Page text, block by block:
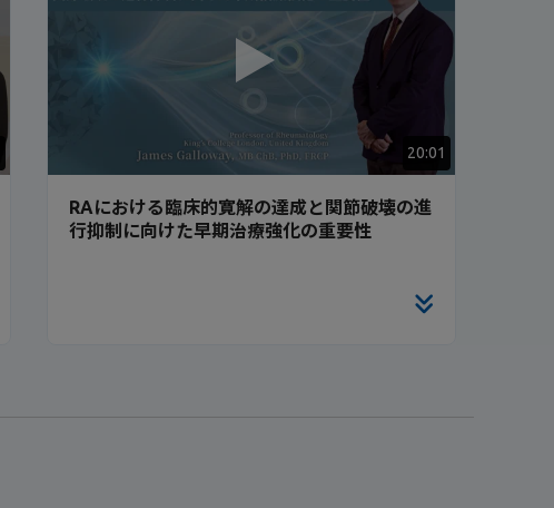
20:01
RAにおける臨床的寛解の達成と関節破壊の進
行抑制に向けた早期治療強化の重要性